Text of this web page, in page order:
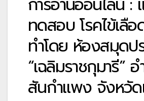
การอ่านออนไลน์ :
ทดสอบ โรคไข้เลื
ทำโดย ห้องสมุดป
“เฉลิมราชกุมารี” อ
สันกำแพง จังหวัด